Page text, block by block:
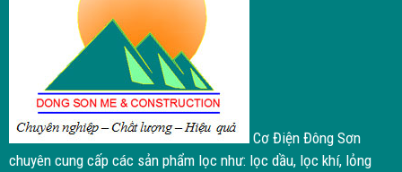
Cơ Điện Đông Sơn
chuyên cung cấp các sản phẩm lọc như: lọc dầu, lọc khí, lỏng